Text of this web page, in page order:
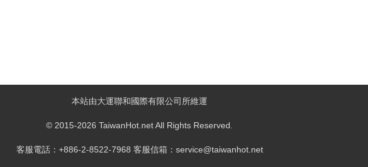
本站由大運聯和國際有限公司所維運
© 2015-2026 TaiwanHot.net All Rights Reserved.
客服電話：+886-2-8522-7968 客服信箱：service@taiwanhot.net